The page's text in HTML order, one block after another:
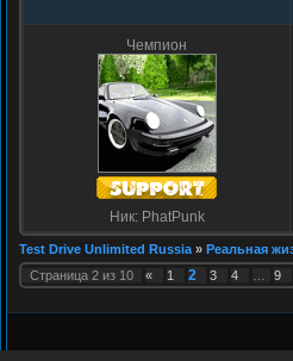
Чемпион
Ник: PhatPunk
Test Drive Unlimited Russia » Реальная
Страница 2 из 10 « 1 2 3 4 9